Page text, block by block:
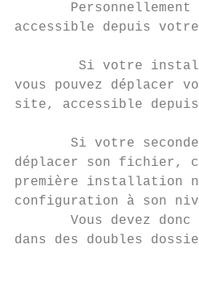
Personnellement
accessible depuis
Si votre
vous pouvez
site, accessible
Si votre
déplacer son fichier,
première installation
configuration à son
Vous devez donc
dans des doubles